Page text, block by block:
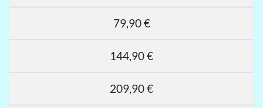
79,90 €
144,90 €
209,90 €